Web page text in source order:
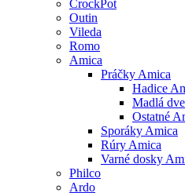
CrockPot
Outin
Vileda
Romo
Amica
Práčky Amica
Hadice
Madlá
Ostatné
Sporáky Amica
Rúry Amica
Varné dosky
Philco
Ardo